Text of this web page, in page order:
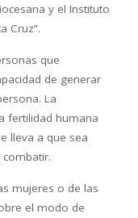
y el Instituto
Cruz”.
que
de generar
La
fertilidad humana
lleva a que sea
mujeres o de las
el modo de